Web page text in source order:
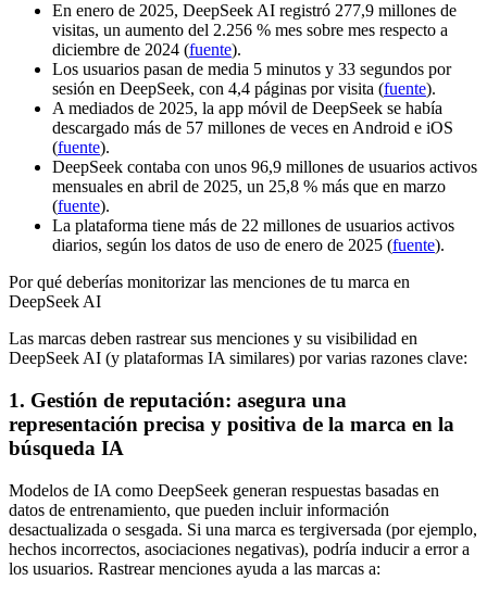
En enero de 2025, DeepSeek AI registró 277,9 millones de
visitas, un aumento del 2.256 % mes sobre mes respecto a
diciembre de 2024 (fuente).
Los usuarios pasan de media 5 minutos y 33 segundos por
sesión en DeepSeek, con 4,4 páginas por visita (fuente).
A mediados de 2025, la app móvil de DeepSeek se había
descargado más de 57 millones de veces en Android e iOS
(fuente).
DeepSeek contaba con unos 96,9 millones de usuarios activos
mensuales en abril de 2025, un 25,8 % más que en marzo
(fuente).
La plataforma tiene más de 22 millones de usuarios activos
diarios, según los datos de uso de enero de 2025 (fuente).
Por qué deberías monitorizar las menciones de tu marca en
DeepSeek AI
Las marcas deben rastrear sus menciones y su visibilidad en
DeepSeek AI (y plataformas IA similares) por varias razones clave:
1. Gestión de reputación: asegura una
representación precisa y positiva de la marca en la
búsqueda IA
Modelos de IA como DeepSeek generan respuestas basadas en
datos de entrenamiento, que pueden incluir información
desactualizada o sesgada. Si una marca es tergiversada (por ejemplo,
hechos incorrectos, asociaciones negativas), podría inducir a error a
los usuarios. Rastrear menciones ayuda a las marcas a: